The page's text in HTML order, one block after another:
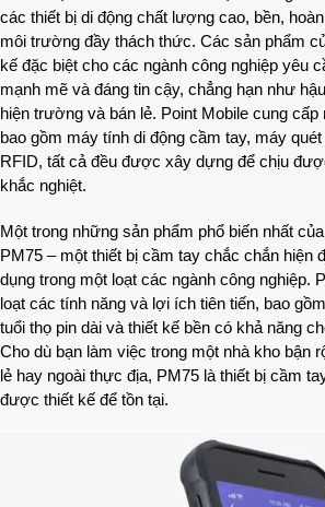
các thiết bị di động chất lượng cao, bền,
môi trường đầy thách thức. Các sản phẩm
kế đặc biệt cho các ngành công nghiệp yêu
mạnh mẽ và đáng tin cậy, chẳng hạn như
hiện trường và bán lẻ. Point Mobile cung
bao gồm máy tính di động cầm tay, máy
RFID, tất cả đều được xây dựng để chịu
khắc nghiệt.
Một trong những sản phẩm phổ biến nhất
PM75 – một thiết bị cầm tay chắc chắn hiện
dụng trong một loạt các ngành công nghiệp.
loạt các tính năng và lợi ích tiên tiến, bao
tuổi thọ pin dài và thiết kế bền có khả năng
Cho dù bạn làm việc trong một nhà kho bận
lẻ hay ngoài thực địa, PM75 là thiết bị cầm
được thiết kế để tồn tại.